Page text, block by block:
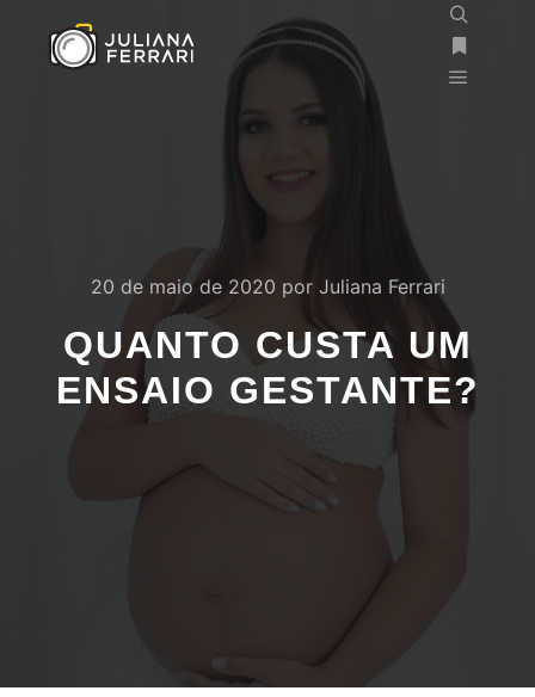
20 de maio de 2020 por Juliana Ferrari
QUANTO CUSTA UM
ENSAIO GESTANTE?